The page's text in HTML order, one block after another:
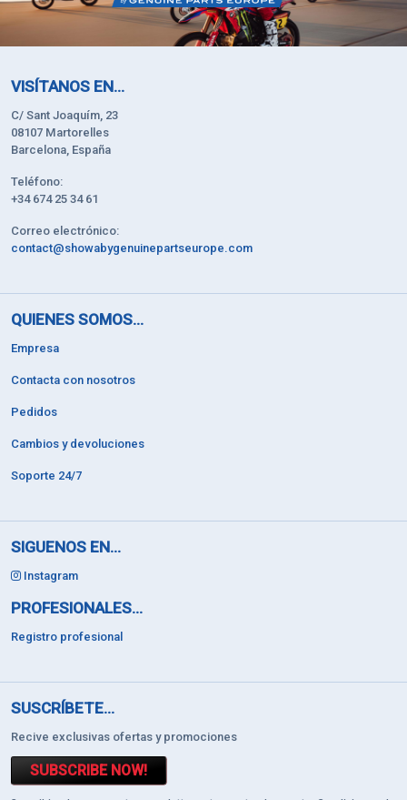
VISÍTANOS EN...
C/ Sant Joaquím, 23
08107 Martorelles
Barcelona, España
Teléfono:
+34 674 25 34 61
Correo electrónico:
contact@showabygenuinepartseurope.com
QUIENES SOMOS...
Empresa
Contacta con nosotros
Pedidos
Cambios y devoluciones
Soporte 24/7
SIGUENOS EN...
Instagram
PROFESIONALES...
Registro profesional
SUSCRÍBETE...
Recive exclusivas ofertas y promociones
SUBSCRIBE NOW!